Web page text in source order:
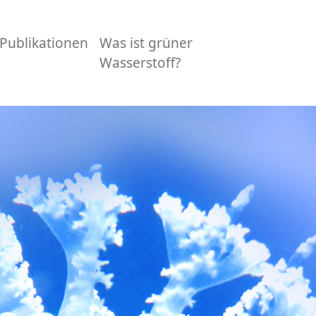
Was ist grüner
Wasserstoff?